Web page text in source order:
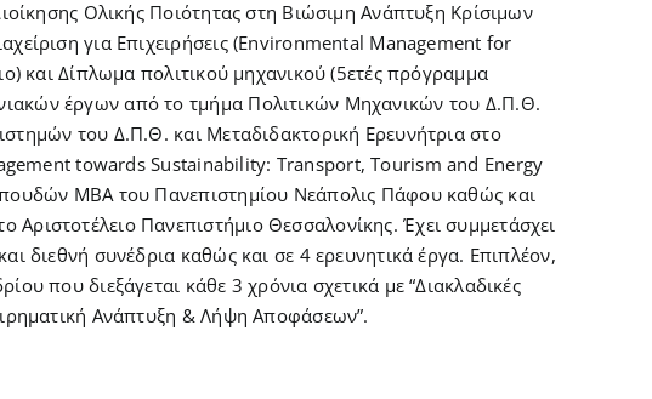
Ολικής Ποιότητας στη Βιώσιμη Ανάπτυξη Κρίσιμων
για Επιχειρήσεις (Environmental Management for
και Δίπλωμα πολιτικού μηχανικού (5ετές πρόγραμμα
έργων από το τμήμα Πολιτικών Μηχανικών του Δ.Π.Θ.
του Δ.Π.Θ. και Μεταδιδακτορική Ερευνήτρια στο
towards Sustainability: Transport, Tourism and Energy
ΜΒΑ του Πανεπιστημίου Νεάπολις Πάφου καθώς και
Πανεπιστήμιο Θεσσαλονίκης. Έχει συμμετάσχει
διεθνή συνέδρια καθώς και σε 4 ερευνητικά έργα. Επιπλέον,
που διεξάγεται κάθε 3 χρόνια σχετικά με “Διακλαδικές
Ανάπτυξη & Λήψη Αποφάσεων”.